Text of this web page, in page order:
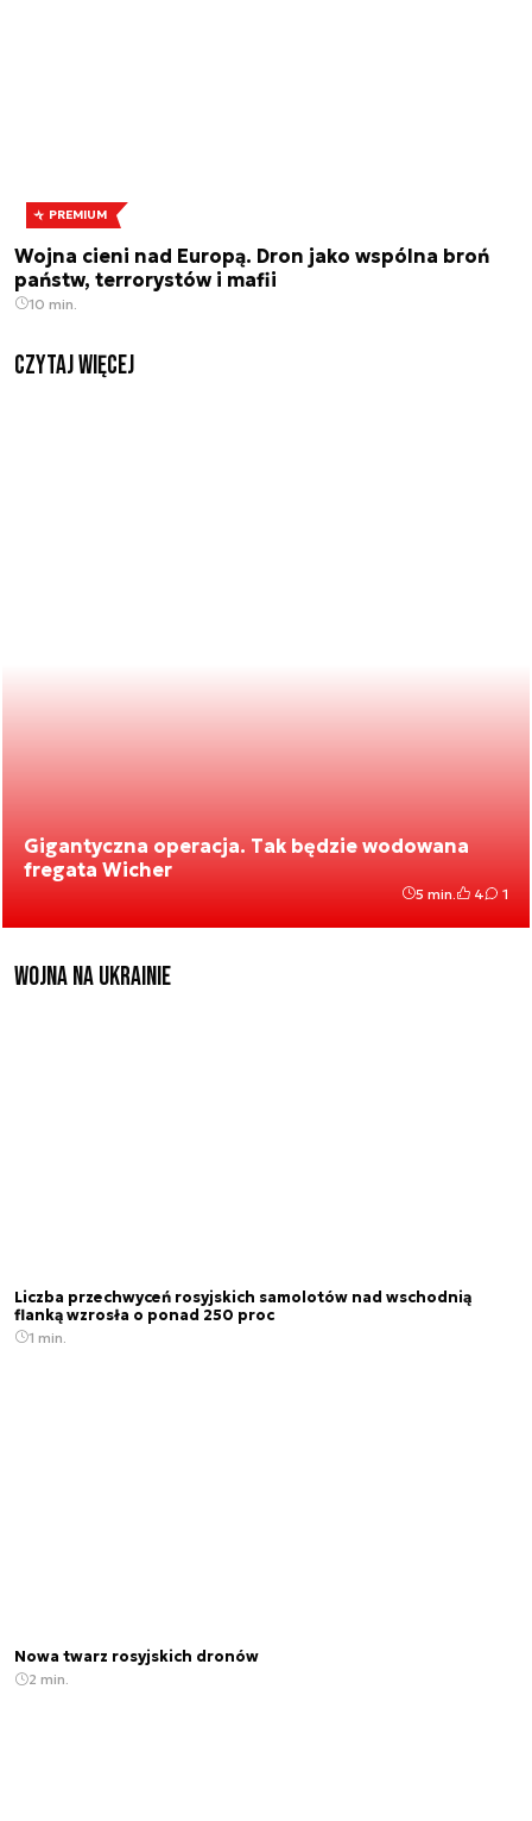
PREMIUM
Wojna cieni nad Europą. Dron jako wspólna broń
państw, terrorystów i mafii
10 min.
czytaj więcej
Gigantyczna operacja. Tak będzie wodowana
fregata Wicher
5 min. 4 1
Wojna na Ukrainie
Liczba przechwyceń rosyjskich samolotów nad wschodnią
flanką wzrosła o ponad 250 proc
1 min.
Nowa twarz rosyjskich dronów
2 min.